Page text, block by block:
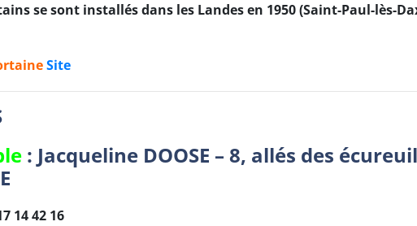
se sont installés dans les Landes en 1950 (Saint-Paul-lès-
Site
: Jacqueline DOOSE – 8, allés des
14 42 16